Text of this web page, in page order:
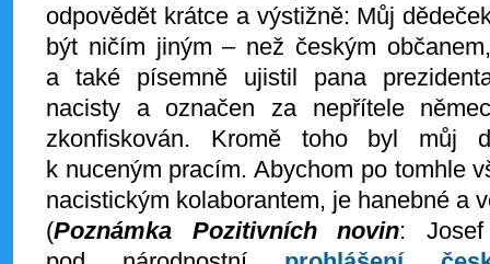
odpovědět krátce a výstižně: Můj
být ničím jiným – než českým
a také písemně ujistil pana
nacisty a označen za nepřítele
zkonfiskován. Kromě toho byl můj
k nuceným pracím. Abychom po tomhle
nacistickým kolaborantem, je hanebné a
(Poznámka Pozitivních novin: